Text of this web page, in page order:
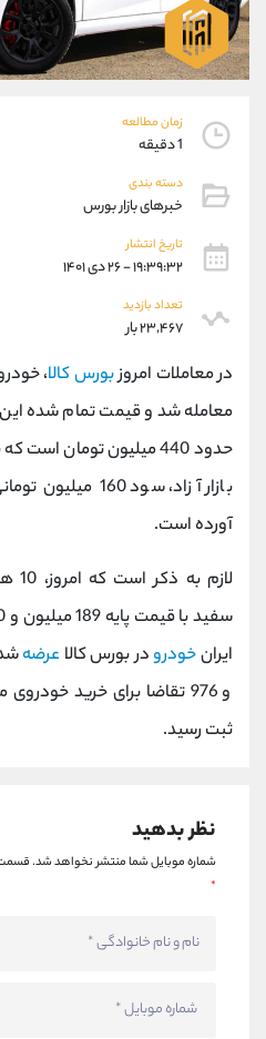
زمان مطالعه
1 دقیقه
دسته بندی
خبرهای بازار بورس
تاریخ انتشار
۱۹:۳۹:۳۲ - ۲۶ دی ۱۴۰۱
تعداد بازدید
۲۳,۴۶۷ بار
در معاملات امروزبورس کالا
معامله شد و قیمت تمام شده این
حدود 440 میلیون تومان
بازار آزاد، سود
آورده است.
ایرانخودرودر بورس کالا عرضه
و 976 تقاضا برای خرید
ثبت رسید.
نظر بدهید
شماره موبایل شما منتشر نخواهد شد.قسمت
*
واتساپ
تلگرام
پشتیبان فروش
موبایل
واتساپ
تلگرام
داخلی
اطلاعات تماس (دفتر فروش)
بدون پیش شماره
اینستاگرام
کانال تلگرام